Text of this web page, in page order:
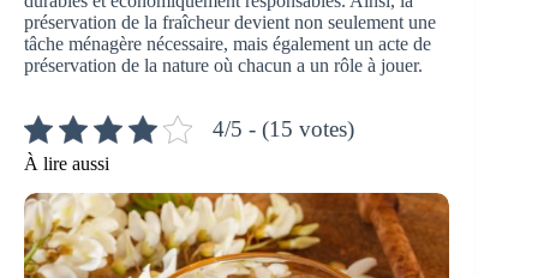
préservation de la fraîcheur devient non seulement une
tâche ménagère nécessaire, mais également un acte de
préservation de la nature où chacun a un rôle à jouer.
4/5 - (15 votes)
À lire aussi